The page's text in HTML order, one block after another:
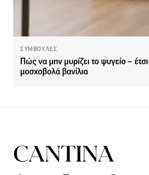
ΣΥΜΒΟΥΛΕΣ
Πώς να μην μυρίζει το ψυγείο –
μοσχοβολά βανίλια